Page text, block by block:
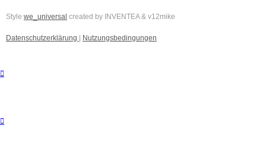
Style we_universal created by INVENTEA & v12mike
Datenschutzerklärung | Nutzungsbedingungen